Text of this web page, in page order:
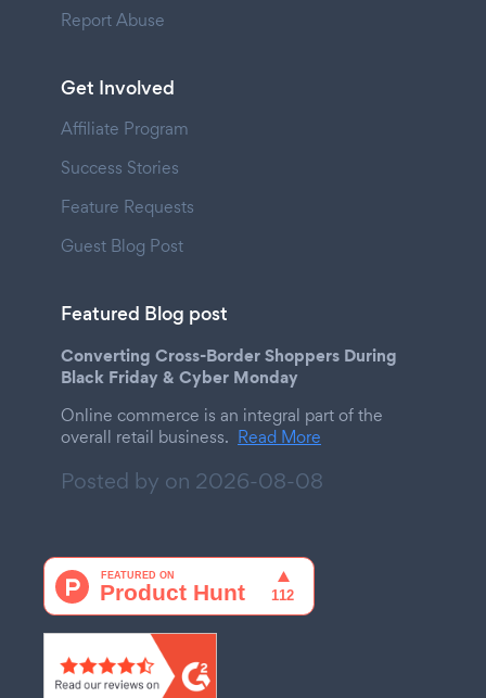
Report Abuse
Get Involved
Affiliate Program
Success Stories
Feature Requests
Guest Blog Post
Featured Blog post
Converting Cross-Border Shoppers During
Black Friday & Cyber Monday
Online commerce is an integral part of the
overall retail business. Read More
Posted by on 2026-08-08